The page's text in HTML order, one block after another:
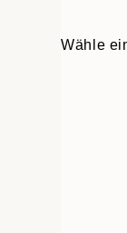
Wähle